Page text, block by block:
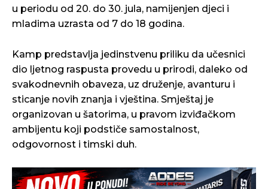
u periodu od 20. do 30. jula, namijenjen djeci i
mladima uzrasta od 7 do 18 godina.
Kamp predstavlja jedinstvenu priliku da učesnici
dio ljetnog raspusta provedu u prirodi, daleko od
svakodnevnih obaveza, uz druženje, avanturu i
sticanje novih znanja i vještina. Smještaj je
organizovan u šatorima, u pravom izviđačkom
ambijentu koji podstiče samostalnost,
odgovornost i timski duh.